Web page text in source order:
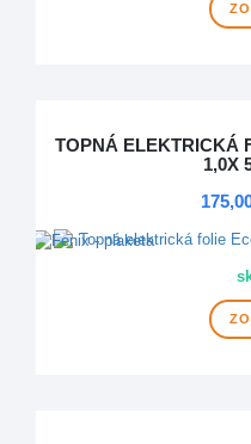
TOPNÁ ELEKTRICKÁ
1,0X